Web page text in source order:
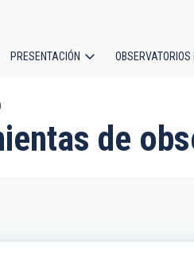
principal
PRESENTACIÓN
de